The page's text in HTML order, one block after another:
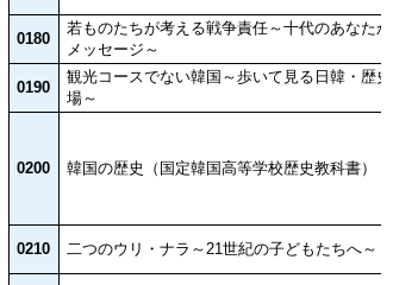
0180
若ものたちが考える戦争責任～十代のあなたか
メッセージ～
0190
観光コースでない韓国～歩いて見る日韓・歴史
場～
0200 韓国の歴史（国定韓国高等学校歴史教科書）
0210 二つのウリ・ナラ～21世紀の子どもたちへ～